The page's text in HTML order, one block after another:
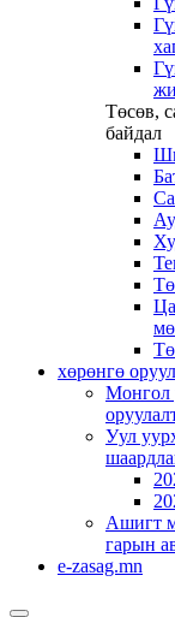
Төсөв,
байдал
хөрөнгө
Монгол
Уул
Ашигт
гарын
e-zasag.mn